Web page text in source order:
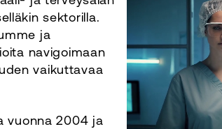
sektorilla.
ja
navigoimaan
vaikuttavaa
vuonna 2004 ja